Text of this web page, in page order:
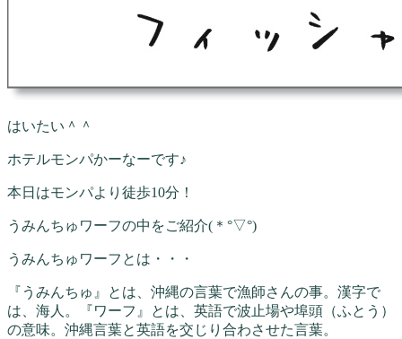
はいたい＾＾
ホテルモンパかーなーです♪
本日はモンパより徒歩10分！
うみんちゅワーフの中をご紹介(＊°▽°)
うみんちゅワーフとは・・・
『うみんちゅ』とは、沖縄の言葉で漁師さんの事。漢字で
は、海人。『ワーフ』とは、英語で波止場や埠頭（ふとう）
の意味。沖縄言葉と英語を交じり合わさせた言葉。